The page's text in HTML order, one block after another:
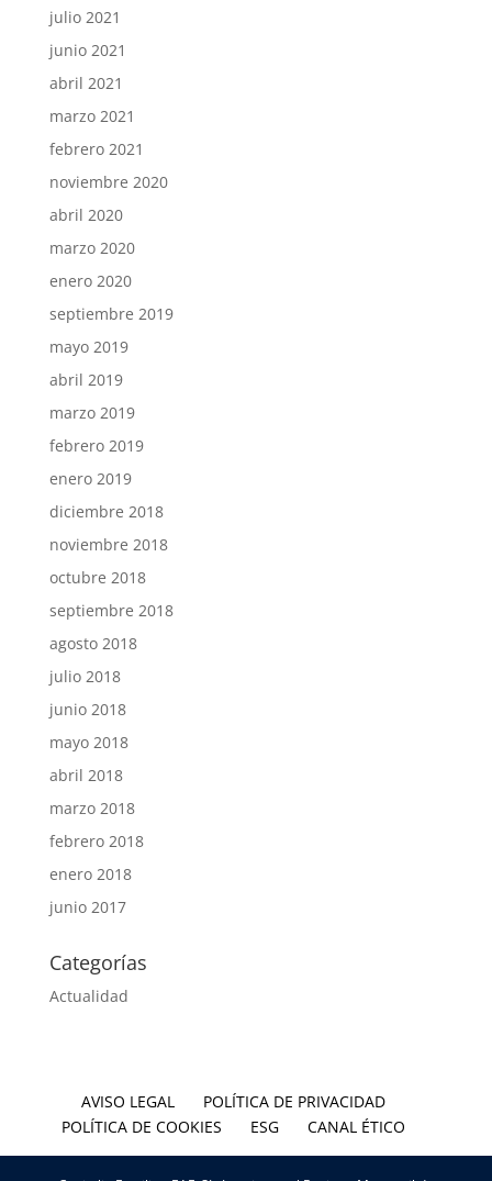
julio 2021
junio 2021
abril 2021
marzo 2021
febrero 2021
noviembre 2020
abril 2020
marzo 2020
enero 2020
septiembre 2019
mayo 2019
abril 2019
marzo 2019
febrero 2019
enero 2019
diciembre 2018
noviembre 2018
octubre 2018
septiembre 2018
agosto 2018
julio 2018
junio 2018
mayo 2018
abril 2018
marzo 2018
febrero 2018
enero 2018
junio 2017
Categorías
Actualidad
AVISO LEGAL
POLÍTICA DE PRIVACIDAD
POLÍTICA DE COOKIES
ESG CANAL ÉTICO